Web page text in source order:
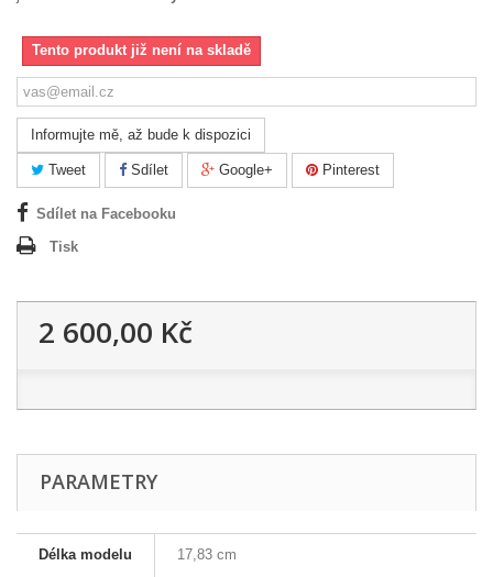
Tento produkt již není na skladě
Informujte mě, až bude k dispozici
Tweet Sdílet Google+ Pinterest
Sdílet na Facebooku
Tisk
2 600,00 Kč
PARAMETRY
Délka modelu 17,83 cm